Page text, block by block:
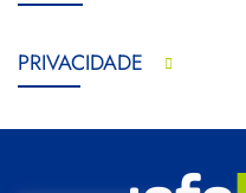
PRIVACIDADE